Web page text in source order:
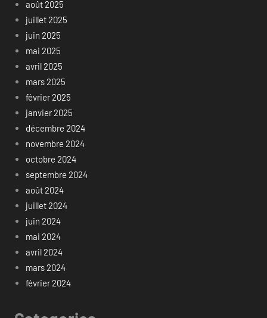
août 2025
juillet 2025
juin 2025
mai 2025
avril 2025
mars 2025
février 2025
janvier 2025
décembre 2024
novembre 2024
octobre 2024
septembre 2024
août 2024
juillet 2024
juin 2024
mai 2024
avril 2024
mars 2024
février 2024